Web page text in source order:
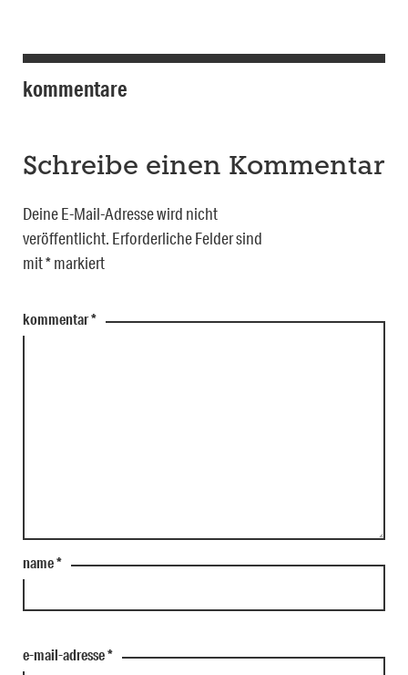
kommentare
Schreibe einen Kommentar
Deine E-Mail-Adresse wird nicht
veröffentlicht. Erforderliche Felder sind
mit*markiert
kommentar*
name*
e-mail-adresse*